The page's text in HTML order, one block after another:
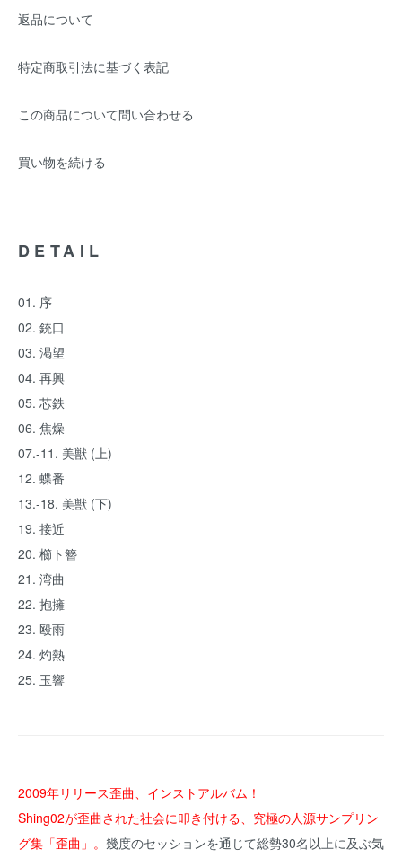
返品について
特定商取引法に基づく表記
この商品について問い合わせる
買い物を続ける
DETAIL
01. 序
02. 銃口
03. 渇望
04. 再興
05. 芯鉄
06. 焦燥
07.-11. 美獣 (上)
12. 蝶番
13.-18. 美獣 (下)
19. 接近
20. 櫛ト簪
21. 湾曲
22. 抱擁
23. 殴雨
24. 灼熱
25. 玉響
2009年リリース歪曲、インストアルバム！
Shing02が歪曲された社会に叩き付ける、究極の人源サンプリン
グ集「歪曲」。 幾度のセッションを通じて総勢30名以上に及ぶ気